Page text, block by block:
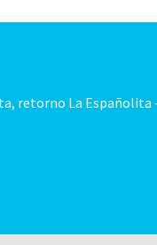
retorno La Españolita